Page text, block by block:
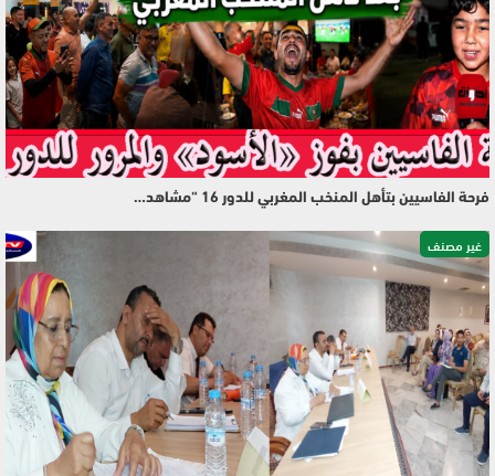
فرحة الفاسيين بتأهل المنخب المغربي للدور 16 “مشاهد…
غير مصنف